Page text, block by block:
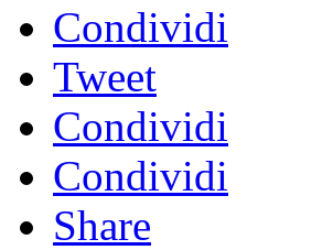
Condividi
Tweet
Condividi
Condividi
Share